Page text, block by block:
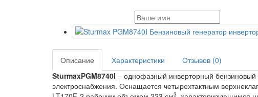
Описание Характеристики
Отзывов (0)
SturmaxPGM8740I – однофазный инверторный бензиновый
электроснабжения. Оснащается четырехтактным
3